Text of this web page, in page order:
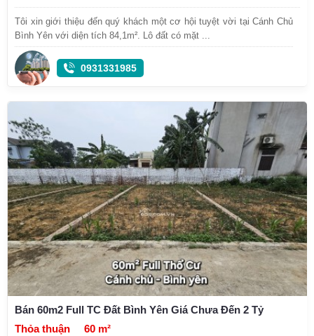
Tôi xin giới thiệu đến quý khách một cơ hội tuyệt vời tại Cánh Chủ
Bình Yên với diện tích 84,1m². Lô đất có mặt ...
0931331985
Bán 60m2 Full TC Đất Bình Yên Giá Chưa Đến 2 Tỷ
Thỏa thuận
60 m²